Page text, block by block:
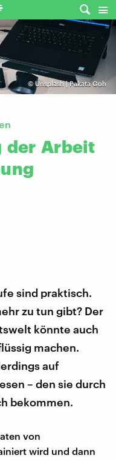
© Unsplash | Pakata Goh
der Arbeit
sind praktisch.
zu tun gibt? Der
könnte auch
machen.
auf
– den sie durch
bekommen.
von
wird und dann